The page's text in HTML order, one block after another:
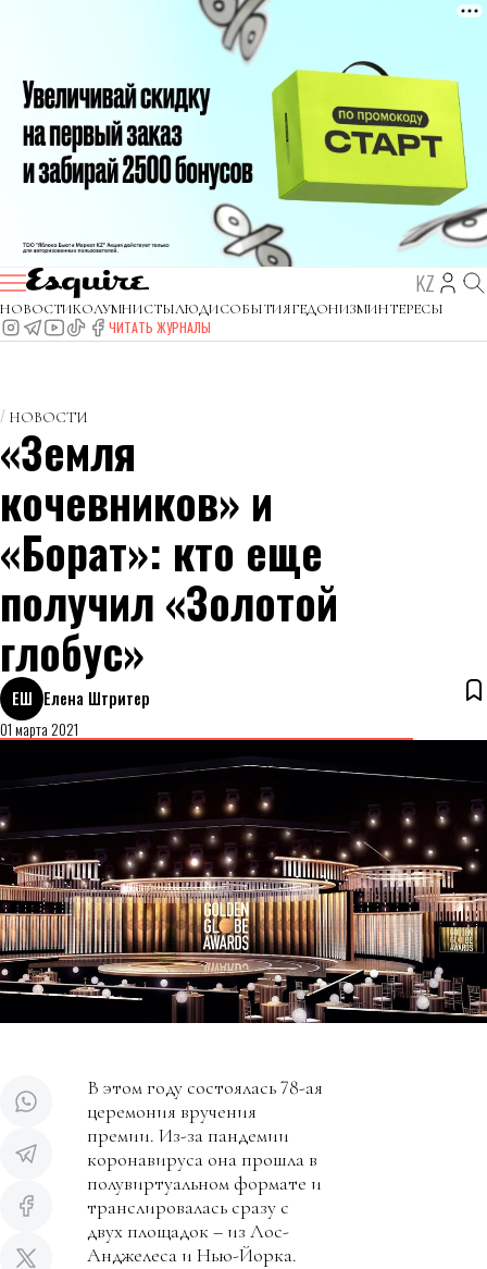
KZ
НОВОСТИКОЛУМНИСТЫЛЮДИСОБЫТИЯГЕДОНИЗМИНТЕРЕСЫ
ЧИТАТЬ ЖУРНАЛЫ
НОВОСТИ
«Земля
кочевников» и
«Борат»: кто еще
получил «Золотой
глобус»
ЕШ Елена Штритер
01 марта 2021
В этом году состоялась 78-ая
церемония вручения
премии. Из-за пандемии
коронавируса она прошла в
полувиртуальном формате и
транслировалась сразу с
двух площадок – из Лос-
Анджелеса и Нью-Йорка.